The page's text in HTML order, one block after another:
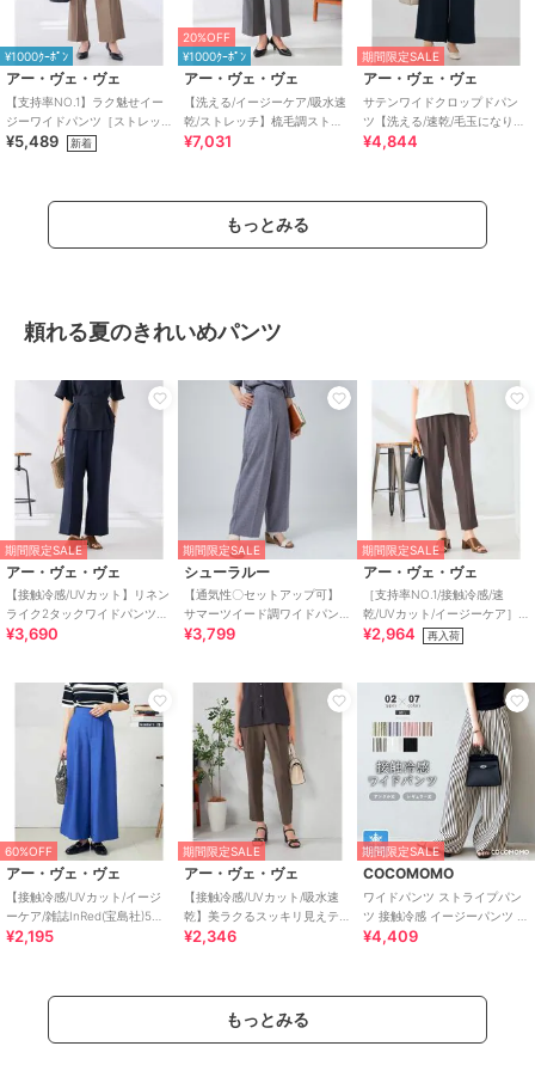
¥1000ｸｰﾎﾟﾝ
アー・ヴェ・ヴェ
【支持率NO.1】ラク魅せイー
ジーワイドパンツ［ストレッ
チ/吸水速乾/毛玉になりにくい/
¥5,489 新着
20%OFF
¥1000ｸｰﾎﾟﾝ
アー・ヴェ・ヴェ
【洗える/イージーケア/吸水速
乾/ストレッチ】梳毛調ストレ
ートパンツ
¥7,031
期間限定SALE
アー・ヴェ・ヴェ
サテンワイドクロップドパン
ツ【洗える/速乾/毛玉になりに
くい/イージーケア】
¥4,844
もっとみる
頼れる夏のきれいめパンツ
期間限定SALE
アー・ヴェ・ヴェ
【接触冷感/UVカット】リネン
ライク2タックワイドパンツ
【セットアップ対応/アンチピ
¥3,690
期間限定SALE
シューラルー
【通気性〇セットアップ可】
サマーツイード調ワイドパン
ツ
¥3,799
期間限定SALE
アー・ヴェ・ヴェ
［支持率NO.1/接触冷感/速
乾/UVカット/イージーケア］
イージーテーパードパンツ
¥2,964 再入荷
60%OFF
アー・ヴェ・ヴェ
【接触冷感/UVカット/イージ
ーケア/雑誌InRed(宝島社)5月
号掲載】麻調フレアパンツ
¥2,195
期間限定SALE
アー・ヴェ・ヴェ
【接触冷感/UVカット/吸水速
乾】美ラクるスッキリ見えテ
ーパードパンツ
¥2,346
期間限定SALE
COCOMOMO
ワイドパンツ ストライプパン
ツ 接触冷感 イージーパンツ レ
ディース ストライプ ワイド パ
¥4,409
もっとみる